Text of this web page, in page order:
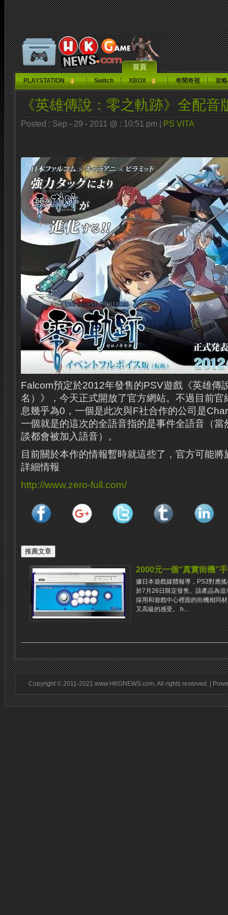
首頁
PLAYSTATION Switch XBOX 奇聞奇視 攻
《英雄傳說：零之軌跡》全配
Posted : Sep - 29 - 2011 @ : 10:51 pm | PS VITA
Falcom預定於2012年發售的PSV遊戲《英雄傳
名）》，今天正式開放了官方網站。不過目前官
息幾乎為0，一個是此次與F社合作的公司是
一個就是的這次的全語音指的是事件全語音（當
談都會被加入語音）。
目前關於本作的情報暫時就這些了，官方可能
詳細情報
http://www.zero-full.com/
2000元一個“真實街機”
據日本遊戲媒體報導，PS3對應
於7月26日限定發售。該產品為
採用和遊戲中心裡面的街機相同
又高級的感受。 h...
Copyright © 2011-2021 www.HKGNEWS.com. All rights reserved. |